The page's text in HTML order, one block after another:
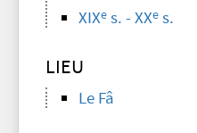
XIXe s. - XXe s.
LIEU
Le Fâ